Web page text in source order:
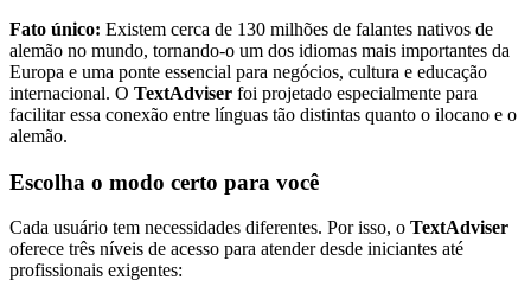
Fato único: Existem cerca de 130 milhões de falantes nativos de
alemão no mundo, tornando-o um dos idiomas mais importantes da
Europa e uma ponte essencial para negócios, cultura e educação
internacional. O TextAdviser foi projetado especialmente para
facilitar essa conexão entre línguas tão distintas quanto o ilocano e o
alemão.
Escolha o modo certo para você
Cada usuário tem necessidades diferentes. Por isso, o TextAdviser
oferece três níveis de acesso para atender desde iniciantes até
profissionais exigentes: